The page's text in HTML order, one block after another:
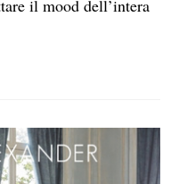
il mood dell’intera